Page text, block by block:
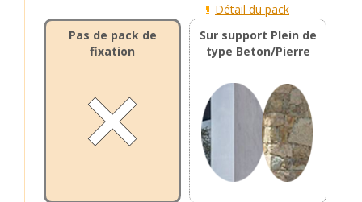
Pas de pack de
fixation
Détail du pack
Sur support Plein de
type Beton/Pierre